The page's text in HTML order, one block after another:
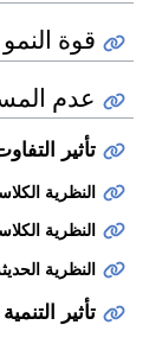
قوة
عدم
تأثير
النظرية
النظرية
النظرية
تأثير